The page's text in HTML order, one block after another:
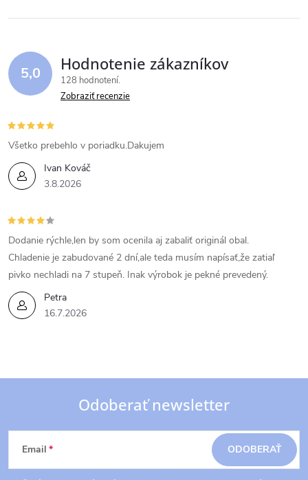
5,0 Hodnotenie zákazníkov
128 hodnotení
Zobraziť recenzie
Ivan Kováč
3.8.2026
Všetko prebehlo v poriadku.Dakujem
Petra
16.7.2026
Dodanie rýchle,len by som ocenila aj zabaliť originál obal.
Chladenie je zabudované 2 dní,ale teda musím napísať,že zatiaľ
pivko nechladi na 7 stupeň. Inak výrobok je pekné prevedený.
Z
á
Odoberať newsletter
Email ODOBERAŤ